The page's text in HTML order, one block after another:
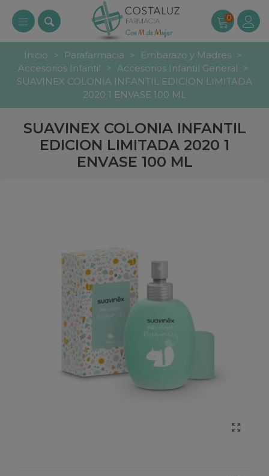
0
Inicio > Parafarmacia > Embarazo y Madres >
Accesorios Infantil > Accesorios Infantil General >
SUAVINEX COLONIA INFANTIL EDICION LIMITADA
2020 1 ENVASE 100 ML
SUAVINEX COLONIA INFANTIL
EDICION LIMITADA 2020 1
ENVASE 100 ML